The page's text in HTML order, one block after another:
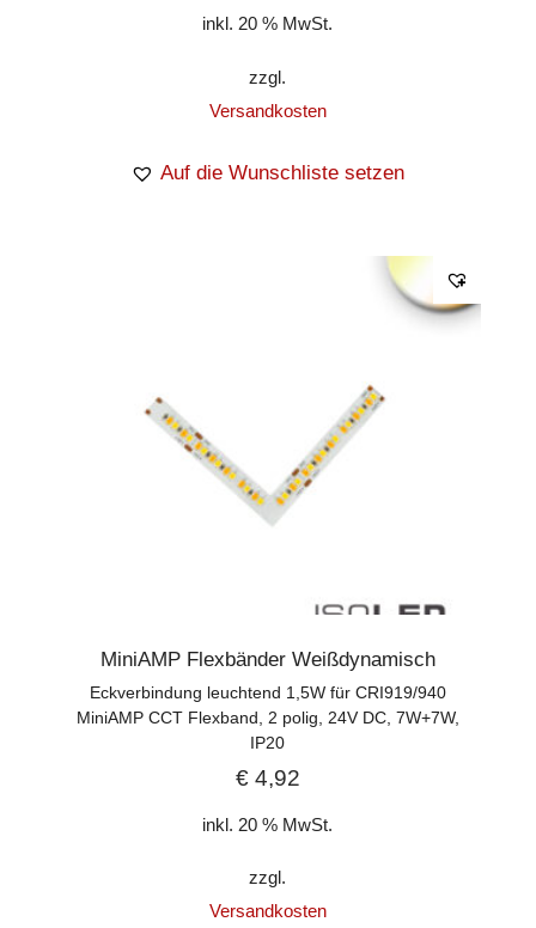
inkl. 20 % MwSt.
zzgl.
Versandkosten
Auf die Wunschliste setzen
MiniAMP Flexbänder Weißdynamisch
Eckverbindung leuchtend 1,5W für CRI919/940
MiniAMP CCT Flexband, 2 polig, 24V DC, 7W+7W,
IP20
€4,92
inkl. 20 % MwSt.
zzgl.
Versandkosten